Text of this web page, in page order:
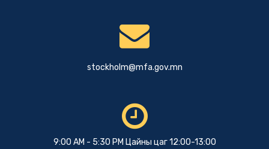
stockholm@mfa.gov.mn
9:00 AM - 5:30 PM Цайны цаг 12:00-13:00